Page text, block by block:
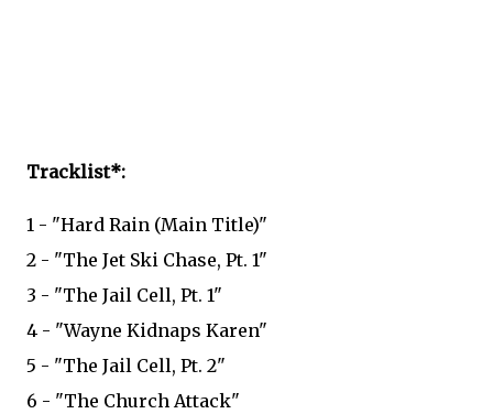
Tracklist*:
1 - "Hard Rain (Main Title)"
2 - "The Jet Ski Chase, Pt. 1"
3 - "The Jail Cell, Pt. 1"
4 - "Wayne Kidnaps Karen"
5 - "The Jail Cell, Pt. 2"
6 - "The Church Attack"